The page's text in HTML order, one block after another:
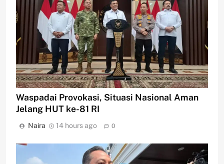
Waspadai Provokasi, Situasi Nasional Aman
Jelang HUT ke-81 RI
Naira 14 hours ago 0